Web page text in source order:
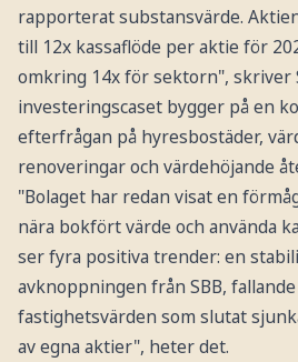
rapporterat substansvärde.
till 12x kassaflöde per aktie för
omkring 14x för sektorn", skriver
investeringscaset bygger på en
efterfrågan på hyresbostäder,
renoveringar och värdehöjande
"Bolaget har redan visat en
nära bokfört värde och använda
ser fyra positiva trender: en
avknoppningen från SBB,
fastighetsvärden som slutat
av egna aktier", heter det.